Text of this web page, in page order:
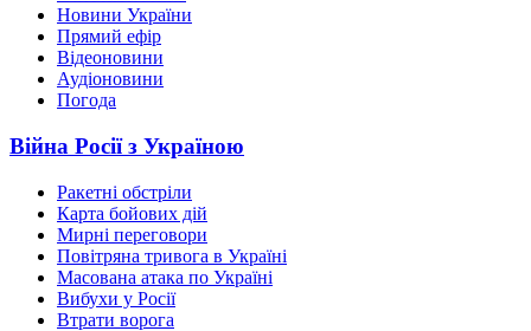
Новини України
Прямий ефір
Відеоновини
Аудіоновини
Погода
Війна Росії з Україною
Ракетні обстріли
Карта бойових дій
Мирні переговори
Повітряна тривога в Україні
Масована атака по Україні
Вибухи у Росії
Втрати ворога